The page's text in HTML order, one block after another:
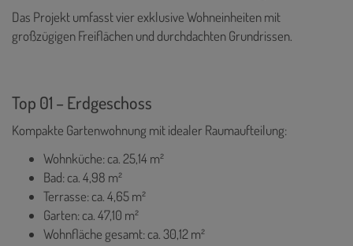
Das Projekt umfasst vier exklusive Wohneinheiten mit
großzügigen Freiflächen und durchdachten Grundrissen.
Top 01 – Erdgeschoss
Kompakte Gartenwohnung mit idealer Raumaufteilung:
Wohnküche: ca. 25,14 m²
Bad: ca. 4,98 m²
Terrasse: ca. 4,65 m²
Garten: ca. 47,10 m²
Wohnfläche gesamt: ca. 30,12 m²